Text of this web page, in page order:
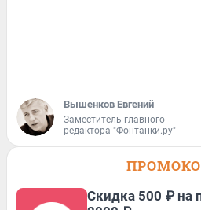
Вышенков Евгений
Заместитель главного
редактора "Фонтанки.ру"
Скидка 500 ₽ на